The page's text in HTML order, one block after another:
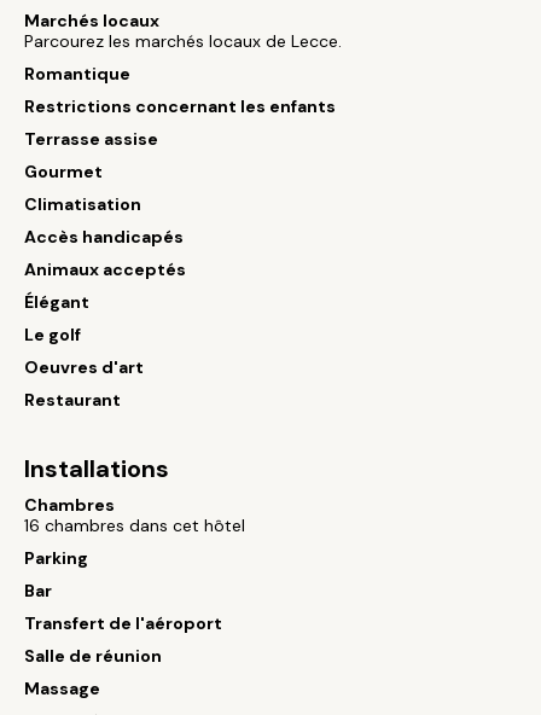
Marchés locaux
Parcourez les marchés locaux de Lecce.
Romantique
Restrictions concernant les enfants
Terrasse assise
Gourmet
Climatisation
Accès handicapés
Animaux acceptés
Élégant
Le golf
Oeuvres d'art
Restaurant
Installations
Chambres
16 chambres dans cet hôtel
Parking
Bar
Transfert de l'aéroport
Salle de réunion
Massage